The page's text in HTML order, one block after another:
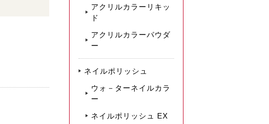
アクリルカラーリキッ
ド
アクリルカラーパウダ
ー
ネイルポリッシュ
ウォ－ターネイルカラ
ー
ネイルポリッシュ EX